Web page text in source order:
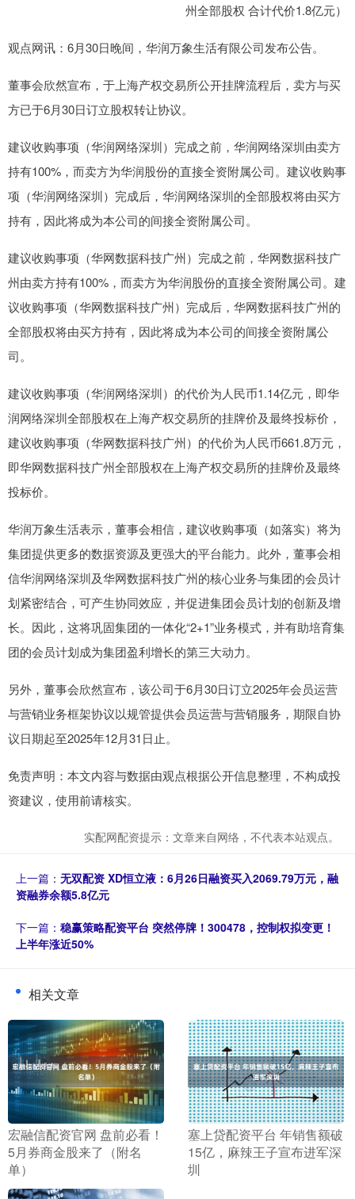
州全部股权 合计代价1.8亿元）
观点网讯：6月30日晚间，华润万象生活有限公司发布公告。
董事会欣然宣布，于上海产权交易所公开挂牌流程后，卖方与买
方已于6月30日订立股权转让协议。
建议收购事项（华润网络深圳）完成之前，华润网络深圳由卖方
持有100%，而卖方为华润股份的直接全资附属公司。建议收购事
项（华润网络深圳）完成后，华润网络深圳的全部股权将由买方
持有，因此将成为本公司的间接全资附属公司。
建议收购事项（华网数据科技广州）完成之前，华网数据科技广
州由卖方持有100%，而卖方为华润股份的直接全资附属公司。建
议收购事项（华网数据科技广州）完成后，华网数据科技广州的
全部股权将由买方持有，因此将成为本公司的间接全资附属公
司。
建议收购事项（华润网络深圳）的代价为人民币1.14亿元，即华
润网络深圳全部股权在上海产权交易所的挂牌价及最终投标价，
建议收购事项（华网数据科技广州）的代价为人民币661.8万元，
即华网数据科技广州全部股权在上海产权交易所的挂牌价及最终
投标价。
华润万象生活表示，董事会相信，建议收购事项（如落实）将为
集团提供更多的数据资源及更强大的平台能力。此外，董事会相
信华润网络深圳及华网数据科技广州的核心业务与集团的会员计
划紧密结合，可产生协同效应，并促进集团会员计划的创新及增
长。因此，这将巩固集团的一体化“2+1”业务模式，并有助培育集
团的会员计划成为集团盈利增长的第三大动力。
另外，董事会欣然宣布，该公司于6月30日订立2025年会员运营
与营销业务框架协议以规管提供会员运营与营销服务，期限自协
议日期起至2025年12月31日止。
免责声明：本文内容与数据由观点根据公开信息整理，不构成投
资建议，使用前请核实。
实配网配资提示：文章来自网络，不代表本站观点。
上一篇： 无双配资 XD恒立液：6月26日融资买入2069.79万元，融
资融券余额5.8亿元
下一篇： 稳赢策略配资平台 突然停牌！300478，控制权拟变更！
上半年涨近50%
相关文章
​宏融信配资官网 盘前必看！
5月券商金股来了（附名
单）
​塞上贷配资平台 年销售额破
15亿，麻辣王子宣布进军深
圳